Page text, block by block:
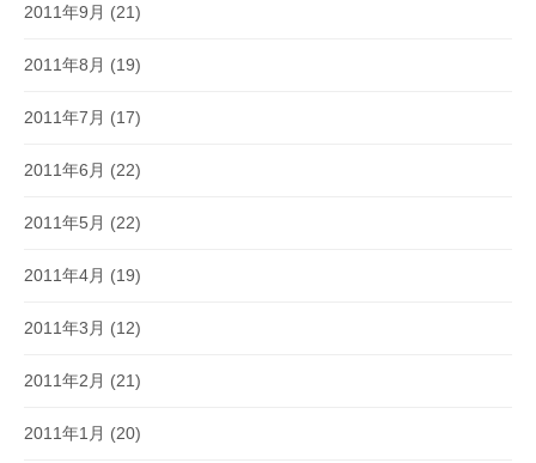
2011年9月 (21)
2011年8月 (19)
2011年7月 (17)
2011年6月 (22)
2011年5月 (22)
2011年4月 (19)
2011年3月 (12)
2011年2月 (21)
2011年1月 (20)